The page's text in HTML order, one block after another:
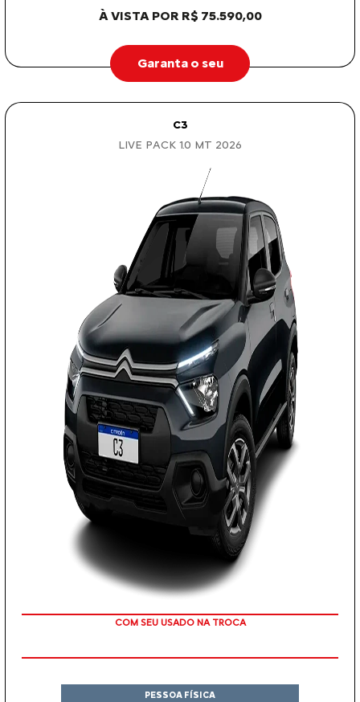
À VISTA POR R$ 75.590,00
Garanta o seu
C3
LIVE PACK 1.0 MT 2026
TAXA 0 %
PESSOA FÍSICA